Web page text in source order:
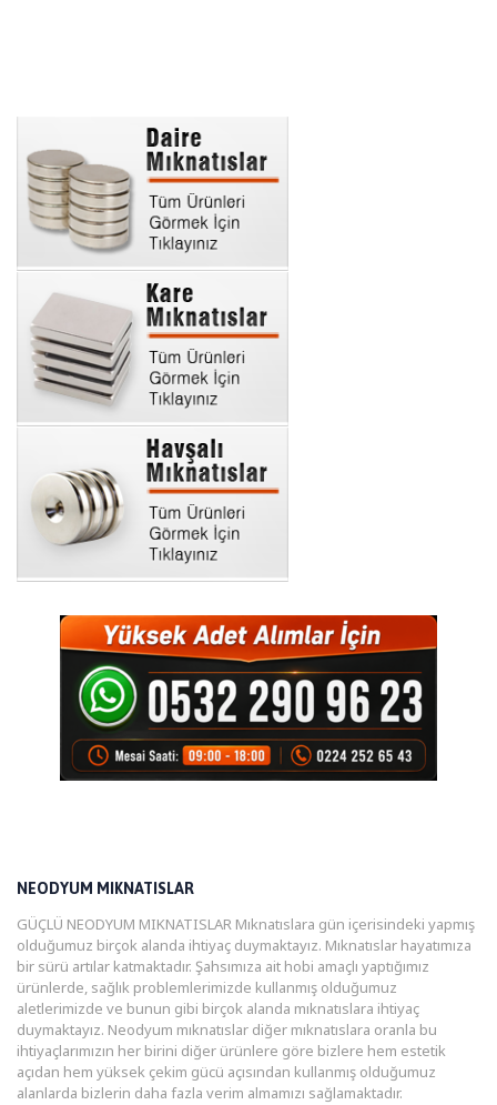
NEODYUM MIKNATISLAR
GÜÇLÜ NEODYUM MIKNATISLAR Mıknatıslara gün içerisindeki yapmış
olduğumuz birçok alanda ihtiyaç duymaktayız. Mıknatıslar hayatımıza
bir sürü artılar katmaktadır. Şahsımıza ait hobi amaçlı yaptığımız
ürünlerde, sağlık problemlerimizde kullanmış olduğumuz
aletlerimizde ve bunun gibi birçok alanda mıknatıslara ihtiyaç
duymaktayız. Neodyum mıknatıslar diğer mıknatıslara oranla bu
ihtiyaçlarımızın her birini diğer ürünlere göre bizlere hem estetik
açıdan hem yüksek çekim gücü açısından kullanmış olduğumuz
alanlarda bizlerin daha fazla verim almamızı sağlamaktadır.